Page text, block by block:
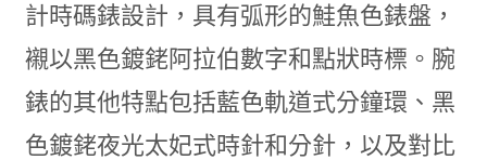
計時碼錶設計，具有弧形的鮭魚色錶盤，
襯以黑色鍍銠阿拉伯數字和點狀時標。腕
錶的其他特點包括藍色軌道式分鐘環、黑
色鍍銠夜光太妃式時針和分針，以及對比